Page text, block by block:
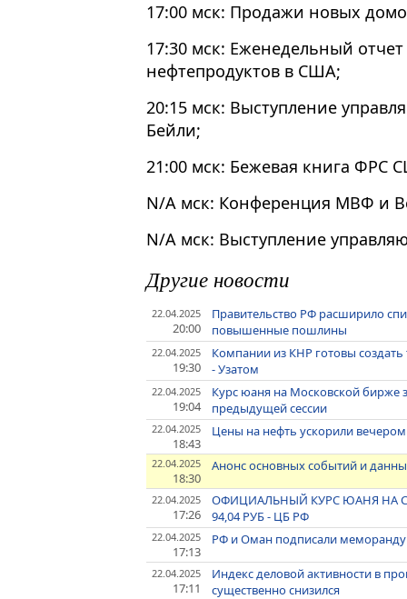
17:00 мск: Продажи новых
17:30 мск: Еженедельный
нефтепродуктов в США;
20:15 мск: Выступление
Бейли;
21:00 мск: Бежевая книга ФРС
N/A мск: Конференция МВФ и
N/A мск: Выступление
Другие новости
22.04.2025
20:00
Правительство РФ расширило
повышенные пошлины
22.04.2025
19:30
Компании из КНР готовы
- Узатом
22.04.2025
19:04
Курс юаня на Московской бирже
предыдущей сессии
22.04.2025
18:43
Цены на нефть ускорили вечером
22.04.2025
18:30
Анонс основных событий и
22.04.2025
17:26
ОФИЦИАЛЬНЫЙ КУРС ЮАНЯ НА
94,04 РУБ - ЦБ РФ
22.04.2025
17:13
РФ и Оман подписали
22.04.2025
17:11
Индекс деловой активности в
существенно снизился